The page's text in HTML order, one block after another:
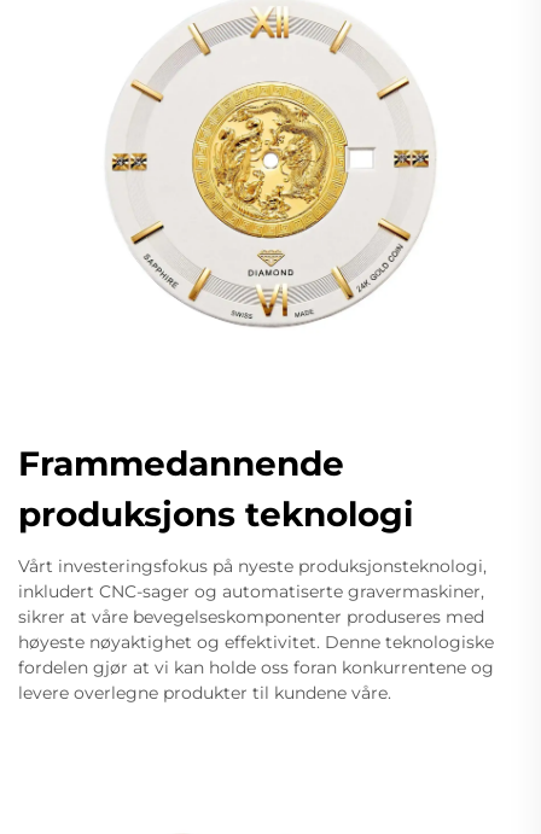
Frammedannende
produksjons teknologi
Vårt investeringsfokus på nyeste produksjonsteknologi,
inkludert CNC-sager og automatiserte gravermaskiner,
sikrer at våre bevegelseskomponenter produseres med
høyeste nøyaktighet og effektivitet. Denne teknologiske
fordelen gjør at vi kan holde oss foran konkurrentene og
levere overlegne produkter til kundene våre.